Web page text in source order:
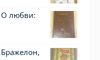
О любви: